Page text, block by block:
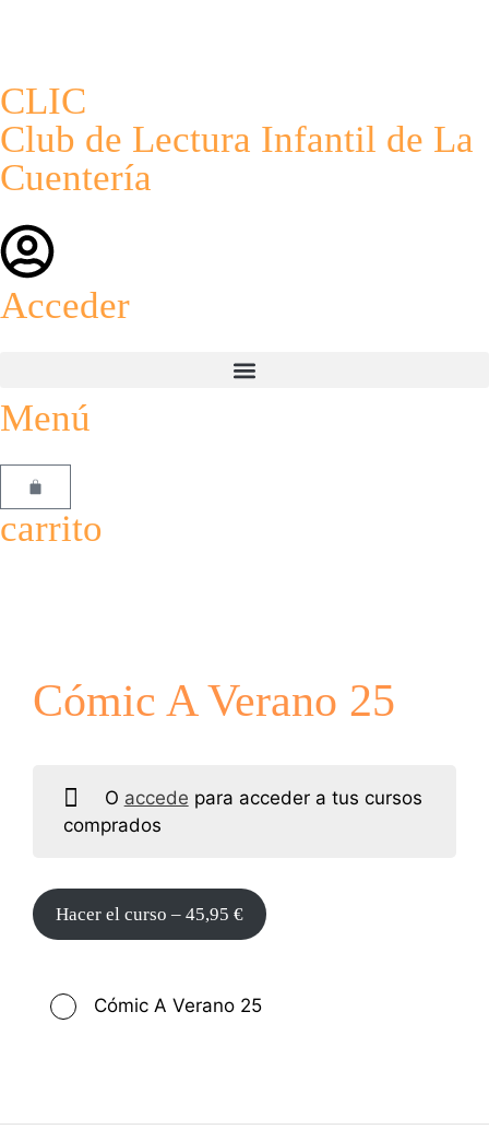
CLIC
Club de Lectura Infantil de La
Cuentería
Acceder
Menú
carrito
Cómic A Verano 25
O accede para acceder a tus cursos
comprados
Hacer el curso – 45,95 €
Cómic A Verano 25